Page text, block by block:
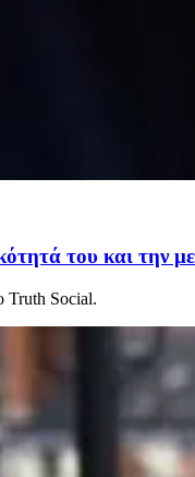
του και την
Truth Social.